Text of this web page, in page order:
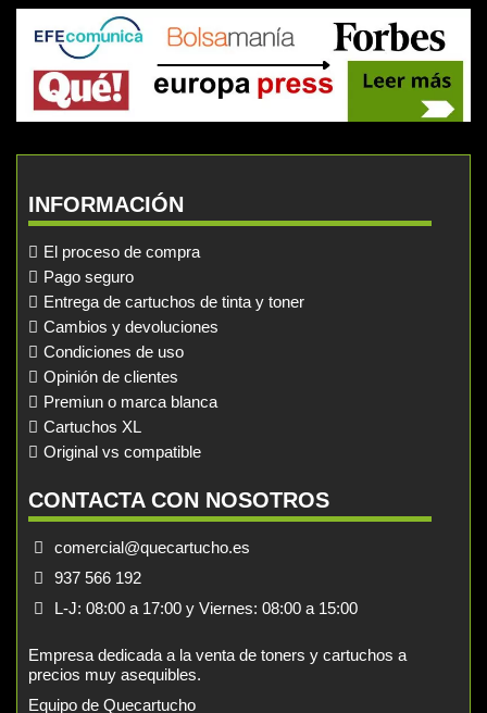
INFORMACIÓN
El proceso de compra
Pago seguro
Entrega de cartuchos de tinta y toner
Cambios y devoluciones
Condiciones de uso
Opinión de clientes
Premiun o marca blanca
Cartuchos XL
Original vs compatible
CONTACTA CON NOSOTROS
comercial@quecartucho.es
937 566 192
L-J: 08:00 a 17:00 y Viernes: 08:00 a 15:00
Empresa dedicada a la venta de toners y cartuchos a
precios muy asequibles.
Equipo de Quecartucho